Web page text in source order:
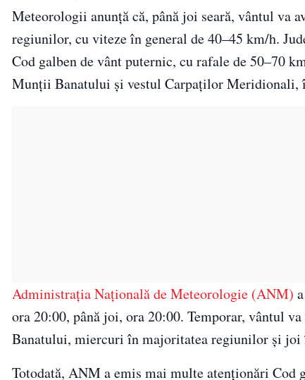
Meteorologii anunță că, până joi seară, vântul
regiunilor, cu viteze în general de 40–45 km/h.
Cod galben de vânt puternic, cu rafale de 50–70
Munții Banatului și vestul Carpaților Meridionali,
Administrația Națională de Meteorologie (ANM)
ora 20:00, până joi, ora 20:00. Temporar, vântul
Banatului, miercuri în majoritatea regiunilor și
Totodată, ANM a emis mai multe atenționări Cod